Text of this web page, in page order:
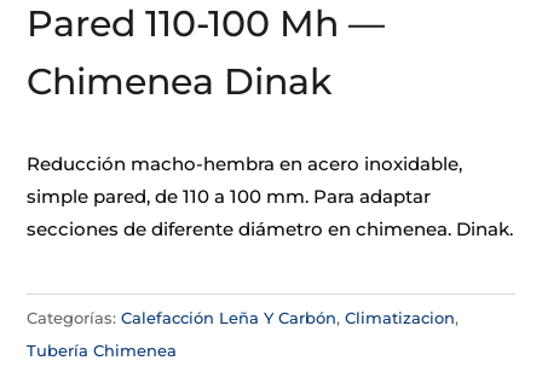
Pared 110-100 Mh —
Chimenea Dinak
Reducción macho-hembra en acero inoxidable,
simple pared, de 110 a 100 mm. Para adaptar
secciones de diferente diámetro en chimenea. Dinak.
Categorías:Calefacción Leña Y Carbón,Climatizacion,
Tubería Chimenea